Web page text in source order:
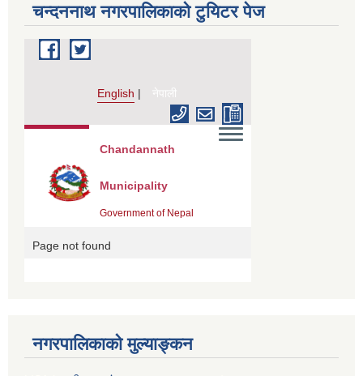
चन्दननाथ नगरपालिकाको टुयिटर पेज
नगरपालिकाको मुल्याङ्कन